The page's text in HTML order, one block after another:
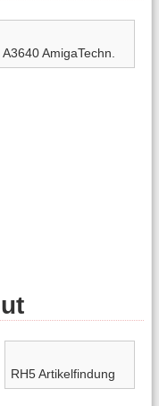
A3640 AmigaTechn.
RH5 Artikelfindung